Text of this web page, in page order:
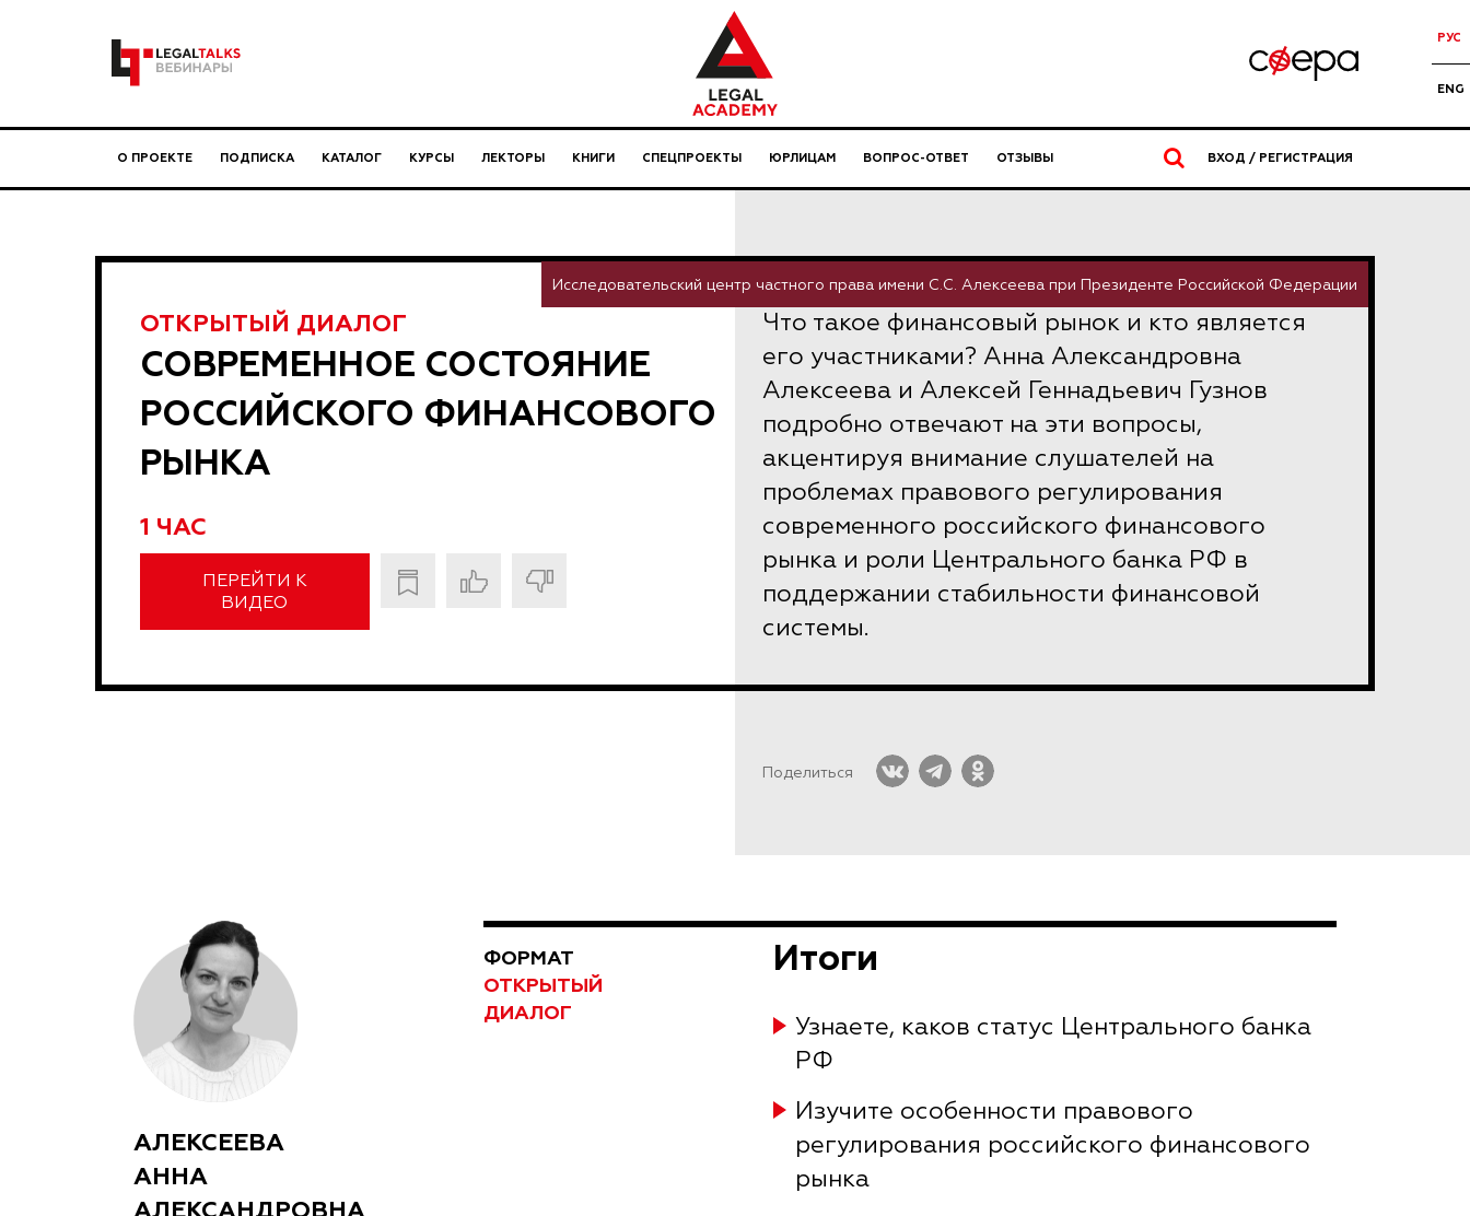
РУС
ENG
О ПРОЕКТЕ ПОДПИСКА КАТАЛОГ КУРСЫ ЛЕКТОРЫ КНИГИ СПЕЦПРОЕКТЫ ЮРЛИЦАМ ВОПРОС-ОТВЕТ ОТЗЫВЫ ВХОД / РЕГИСТРАЦИЯ
Исследовательский центр частного права имени С.С. Алексеева при Президенте Российской Федерации
ОТКРЫТЫЙ ДИАЛОГ
СОВРЕМЕННОЕ СОСТОЯНИЕ
РОССИЙСКОГО ФИНАНСОВОГО
РЫНКА
1 ЧАС
ПЕРЕЙТИ К
ВИДЕО
Что такое финансовый рынок и кто является
его участниками? Анна Александровна
Алексеева и Алексей Геннадьевич Гузнов
подробно отвечают на эти вопросы,
акцентируя внимание слушателей на
проблемах правового регулирования
современного российского финансового
рынка и роли Центрального банка РФ в
поддержании стабильности финансовой
системы.
Поделиться
АЛЕКСЕЕВА
АННА
ФОРМАТ
ОТКРЫТЫЙ
ДИАЛОГ
Итоги
Узнаете, каков статус Центрального банка
РФ
Изучите особенности правового
регулирования российского финансового
рынка